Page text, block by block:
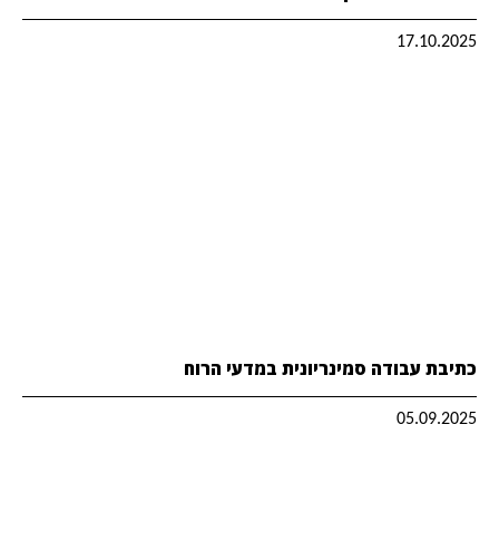
17.10.2025
כתיבת עבודה סמינריונית במדעי הרוח
05.09.2025